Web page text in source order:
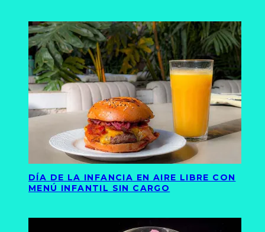
DÍA DE LA INFANCIA EN AIRE LIBRE CON
MENÚ INFANTIL SIN CARGO